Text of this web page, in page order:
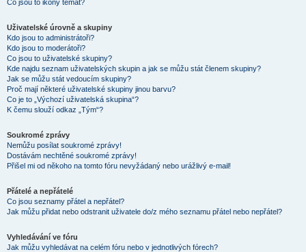
Co jsou to ikony témat?
Uživatelské úrovně a skupiny
Kdo jsou to administrátoři?
Kdo jsou to moderátoři?
Co jsou to uživatelské skupiny?
Kde najdu seznam uživatelských skupin a jak se můžu stát členem skupiny?
Jak se můžu stát vedoucím skupiny?
Proč mají některé uživatelské skupiny jinou barvu?
Co je to „Výchozí uživatelská skupina“?
K čemu slouží odkaz „Tým“?
Soukromé zprávy
Nemůžu posílat soukromé zprávy!
Dostávám nechtěné soukromé zprávy!
Přišel mi od někoho na tomto fóru nevyžádaný nebo urážlivý e-mail!
Přátelé a nepřátelé
Co jsou seznamy přátel a nepřátel?
Jak můžu přidat nebo odstranit uživatele do/z mého seznamu přátel nebo nepřátel?
Vyhledávání ve fóru
Jak můžu vyhledávat na celém fóru nebo v jednotlivých fórech?